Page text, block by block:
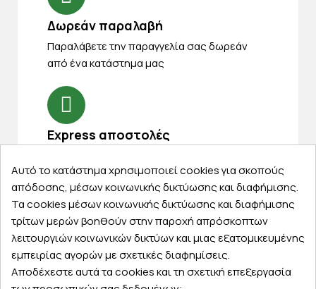
Δωρεάν παραλαβή
Παραλάβετε την παραγγελία σας δωρεάν
από ένα κατάστημα μας
Express αποστολές
παραλάβετε αύριο στην πόρτα σας
Εξυπηρέτηση πελατών
Αυτό το κατάστημα χρησιμοποιεί cookies για σκοπούς
απόδοσης, μέσων κοινωνικής δικτύωσης και διαφήμισης.
Τα cookies μέσων κοινωνικής δικτύωσης και διαφήμισης
τρίτων μερών βοηθούν στην παροχή απρόσκοπτων
λειτουργιών κοινωνικών δικτύων και μιας εξατομικευμένης
εμπειρίας αγορών με σχετικές διαφημίσεις.
Αποδέχεστε αυτά τα cookies και τη σχετική επεξεργασία